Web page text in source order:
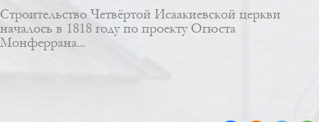
Строительство Четвёртой Исаакиевской церкви
началось в 1818 году по проекту Огюста
Монферрана...